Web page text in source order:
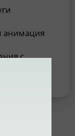
анимация
с